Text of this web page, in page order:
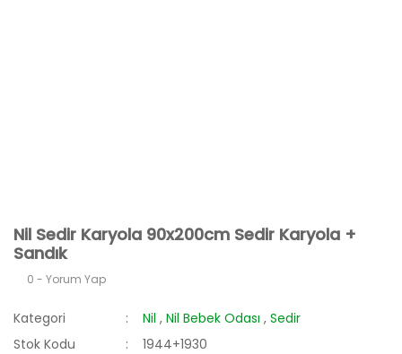
Nil Sedir Karyola 90x200cm Sedir Karyola +
Sandık
0 - Yorum Yap
Kategori Nil ,Nil Bebek Odası ,Sedir
Stok Kodu
1944+1930